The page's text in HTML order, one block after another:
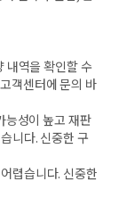
내역을 확인할 수
객센터에 문의 바
능성이 높고 재판
니다. 신중한 구
렵습니다. 신중한